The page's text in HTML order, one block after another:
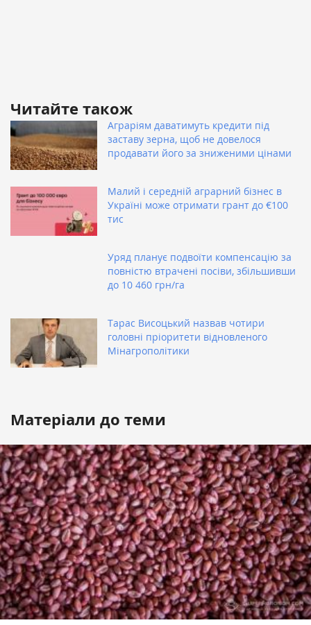
Читайте також
Аграріям даватимуть кредити під
заставу зерна, щоб не довелося
продавати його за зниженими цінами
Малий і середній аграрний бізнес в
Україні може отримати грант до €100
тис
Уряд планує подвоїти компенсацію за
повністю втрачені посіви, збільшивши
до 10 460 грн/га
Тарас Висоцький назвав чотири
головні пріоритети відновленого
Мінагрополітики
Матеріали до теми